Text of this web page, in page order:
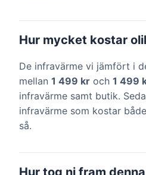
Hur mycket kostar
De infravärme vi jämfört i
mellan 1 499 kr och 1 499
infravärme samt butik.
infravärme som kostar
så.
Hur tog ni fram